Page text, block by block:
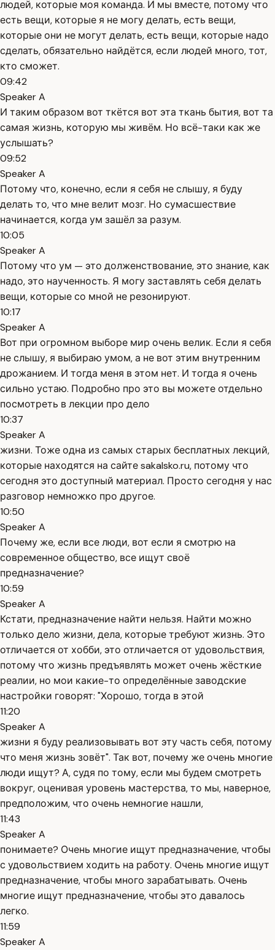
людей, которые моя команда. И мы вместе, потому что
есть вещи, которые я не могу делать, есть вещи,
которые они не могут делать, есть вещи, которые надо
сделать, обязательно найдётся, если людей много, тот,
кто сможет.
09:42
Speaker A
И таким образом вот ткётся вот эта ткань бытия, вот та
самая жизнь, которую мы живём. Но всё-таки как же
услышать?
09:52
Speaker A
Потому что, конечно, если я себя не слышу, я буду
делать то, что мне велит мозг. Но сумасшествие
начинается, когда ум зашёл за разум.
10:05
Speaker A
Потому что ум — это долженствование, это знание, как
надо, это наученность. Я могу заставлять себя делать
вещи, которые со мной не резонируют.
10:17
Speaker A
Вот при огромном выборе мир очень велик. Если я себя
не слышу, я выбираю умом, а не вот этим внутренним
дрожанием. И тогда меня в этом нет. И тогда я очень
сильно устаю. Подробно про это вы можете отдельно
посмотреть в лекции про дело
10:37
Speaker A
жизни. Тоже одна из самых старых бесплатных лекций,
которые находятся на сайте sakalsko.ru, потому что
сегодня это доступный материал. Просто сегодня у нас
разговор немножко про другое.
10:50
Speaker A
Почему же, если все люди, вот если я смотрю на
современное общество, все ищут своё
предназначение?
10:59
Speaker A
Кстати, предназначение найти нельзя. Найти можно
только дело жизни, дела, которые требуют жизнь. Это
отличается от хобби, это отличается от удовольствия,
потому что жизнь предъявлять может очень жёсткие
реалии, но мои какие-то определённые заводские
настройки говорят: "Хорошо, тогда в этой
11:20
Speaker A
жизни я буду реализовывать вот эту часть себя, потому
что меня жизнь зовёт". Так вот, почему же очень многие
люди ищут? А, судя по тому, если мы будем смотреть
вокруг, оценивая уровень мастерства, то мы, наверное,
предположим, что очень немногие нашли,
11:43
Speaker A
понимаете? Очень многие ищут предназначение, чтобы
с удовольствием ходить на работу. Очень многие ищут
предназначение, чтобы много зарабатывать. Очень
многие ищут предназначение, чтобы это давалось
легко.
11:59
Speaker A